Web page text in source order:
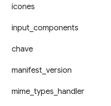
ícones
input components
chave
manifest version
mime types handler